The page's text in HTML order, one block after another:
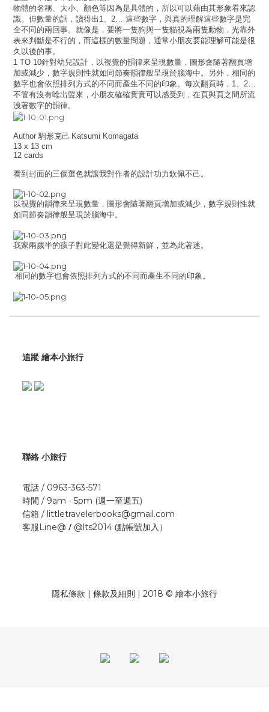
物體的名稱、大小、顏色等因為是具體的，所以可以藉由其形象看來認
識。但數量的話，讀得出 1、 2… 這些數字，與真的理解這些數字是完
全不同的兩回事。就像是，要將一隻狗與一隻貓視為兩隻動物，光靠外
表來判斷是不行的，而這樣的數量問題，通常小朋友要能理解可能是很
久以後的事。
1 TO 10針對幼兒設計，以視覺的韻律來呈現數量，圖形會隨著翻頁增
加或減少，數字規則性就如同節奏韻律般呈現於腦海中。另外，相同的
數字也會依照排列方式的不同而產生不同的印象。每次翻頁時， 1、 2…
不管有沒有唸出聲來，小朋友確確實實可以感受到，在頁與頁之間所流
洩著數字的韻律。
Author駒形克己 Katsumi Komagata
13 x 13 cm
12 cards
看到封面的三個選色就讓我對作者的設計功力欽佩不己。
以視覺的韻律來呈現數量，圖形會隨著翻頁增加或減少，數字規則性就
如同節奏韻律般呈現於腦海中。
我家兩歲半的孩子對此變化還是覺得新鮮，並為此著迷。
相同的數字也會依照排列方式的不同而產生不同的印象。
追蹤 繪本小旅行
聯絡 小旅行
電話 / 0963-363-571
時間 / 9am - 5pm (週一至週五)
信箱 / littletravelerbooks@gmail.com
客服Line@ / @lts2014 (點帳號加入）
隱私條款 | 條款及細則 | 2018 © 繪本小旅行